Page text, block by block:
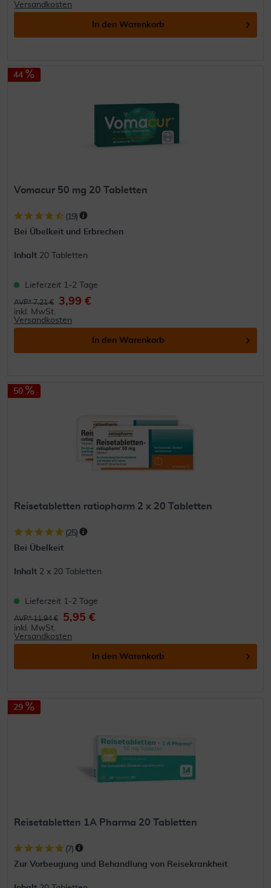
Versandkosten
In den Warenkorb
44
Vomacur 50 mg 20 Tabletten
(19)
Bei Übelkeit und Erbrechen
Inhalt 20 Tabletten
Lieferzeit 1-2 Tage
AVP* 7,21 € 3,99 €
inkl. MwSt.
Versandkosten
In den Warenkorb
50
Reisetabletten ratiopharm 2 x 20 Tabletten
(25)
Bei Übelkeit
Inhalt 2 x 20 Tabletten
Lieferzeit 1-2 Tage
AVP* 11,94 € 5,95 €
inkl. MwSt.
Versandkosten
In den Warenkorb
29
Reisetabletten 1A Pharma 20 Tabletten
(7)
Zur Vorbeugung und Behandlung von Reisekrankheit